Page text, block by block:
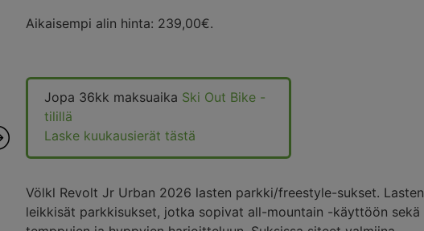
Aikaisempi alin hinta: 239,00€.
Jopa 36kk maksuaika Ski Out Bike -
tilillä
Laske kuukausierät tästä
Völkl Revolt Jr Urban 2026 lasten parkki/freestyle-sukset. Lasten
leikkisät parkkisukset, jotka sopivat all-mountain -käyttöön sekä